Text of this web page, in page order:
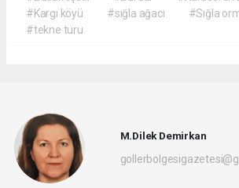
#Kargı köyü
#sığla ağacı
#Sığla
#tekne turu
M.Dilek Demirkan